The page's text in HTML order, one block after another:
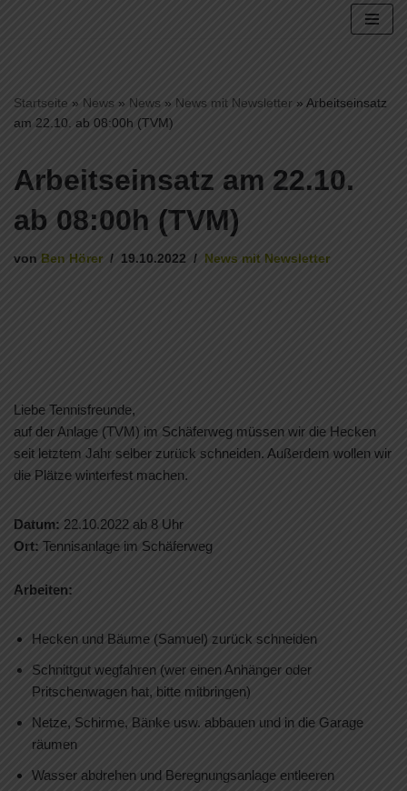
Startseite » News » News » News mit Newsletter » Arbeitseinsatz
am 22.10. ab 08:00h (TVM)
Arbeitseinsatz am 22.10.
ab 08:00h (TVM)
von Ben Hörer 19.10.2022 News mit Newsletter
Liebe Tennisfreunde,
auf der Anlage (TVM) im Schäferweg müssen wir die Hecken
seit letztem Jahr selber zurück schneiden. Außerdem wollen wir
die Plätze winterfest machen.
Datum: 22.10.2022 ab 8 Uhr
Ort: Tennisanlage im Schäferweg
Arbeiten:
Hecken und Bäume (Samuel) zurück schneiden
Schnittgut wegfahren (wer einen Anhänger oder
Pritschenwagen hat, bitte mitbringen)
Netze, Schirme, Bänke usw. abbauen und in die Garage
räumen
Wasser abdrehen und Beregnungsanlage entleeren